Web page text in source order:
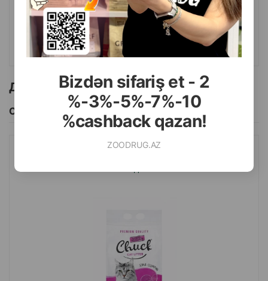
Bizdən sifariş et - 2
%-3%-5%-7%-10
%cashback qazan!
ZOODRUG.AZ
КУПИТЬ
Другие товоры бренда
Смотреть Все